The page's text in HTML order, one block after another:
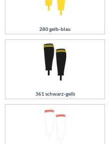
280 gelb-blau
361 schwarz-gelb